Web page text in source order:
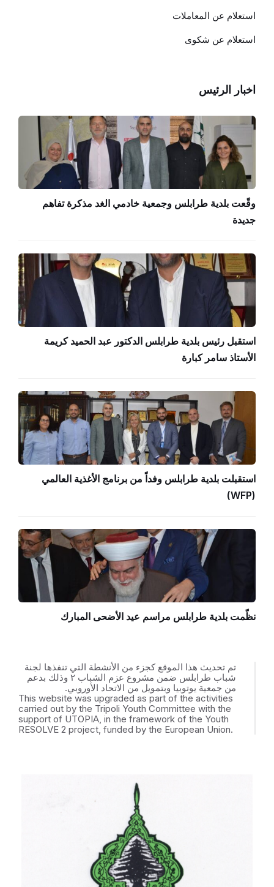
استعلام عن المعاملات
استعلام عن شكوى
اخبار الرئيس
وقّعت بلدية طرابلس وجمعية خادمي الغد مذكرة تفاهم
جديدة
استقبل رئيس بلدية طرابلس الدكتور عبد الحميد كريمة
الأستاذ سامر كبارة
استقبلت بلدية طرابلس وفداً من برنامج الأغذية العالمي
(WFP)
نظّمت بلدية طرابلس مراسم عيد الأضحى المبارك
تم تحديث هذا الموقع كجزء من الأنشطة التي تنفذها لجنة
شباب طرابلس ضمن مشروع عزم الشباب ٢ وذلك بدعم
من جمعية يوتوبيا وبتمويل من الاتحاد الأوروبي.
This website was upgraded as part of the activities
carried out by the Tripoli Youth Committee with the
support of UTOPIA, in the framework of the Youth
RESOLVE 2 project, funded by the European Union.